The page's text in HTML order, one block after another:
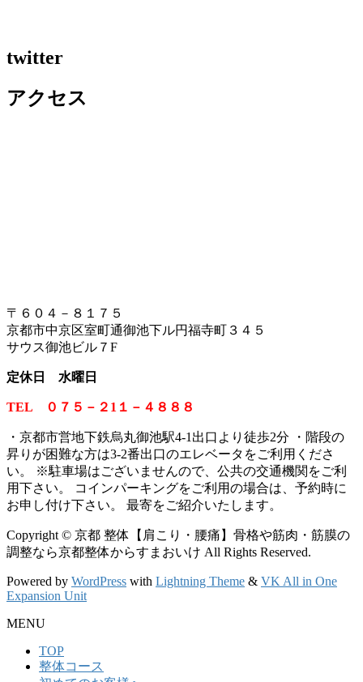
twitter
アクセス
〒６０４－８１７５
京都市中京区室町通御池下ル円福寺町３４５
サウス御池ビル７F
定休日 水曜日
TEL ０７５－２1１－４８８８
・京都市営地下鉄烏丸御池駅4-1出口より徒歩2分 ・階段の
昇りが困難な方は3-2番出口のエレベータをご利用くださ
い。
※駐車場はございませんので、公共の交通機関をご利
用下さい。 コインパーキングをご利用の場合は、予約時に
お申し付け下さい。 最寄をご紹介いたします。
Copyright © 京都 整体【肩こり・腰痛】骨格や筋肉・筋膜の
調整なら京都整体からすまおいけ All Rights Reserved.
Powered by WordPress with Lightning Theme & VK All in One
Expansion Unit
MENU
TOP
整体コース